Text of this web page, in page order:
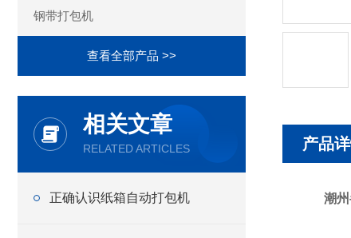
钢带打包机
查看全部产品 >>
相关文章
RELATED ARTICLES
正确认识纸箱自动打包机
产品
潮